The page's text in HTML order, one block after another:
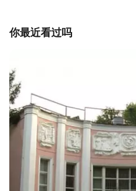
你最近看过吗